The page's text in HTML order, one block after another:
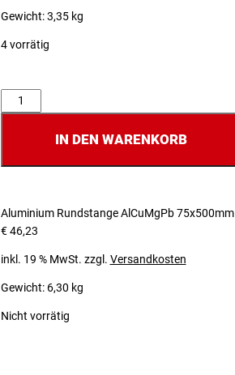
Gewicht: 3,35 kg
4 vorrätig
Anzahl
IN DEN WARENKORB
Aluminium Rundstange AlCuMgPb 75x500mm
€46,23
inkl. 19 % MwSt. zzgl. Versandkosten
Gewicht: 6,30 kg
Nicht vorrätig